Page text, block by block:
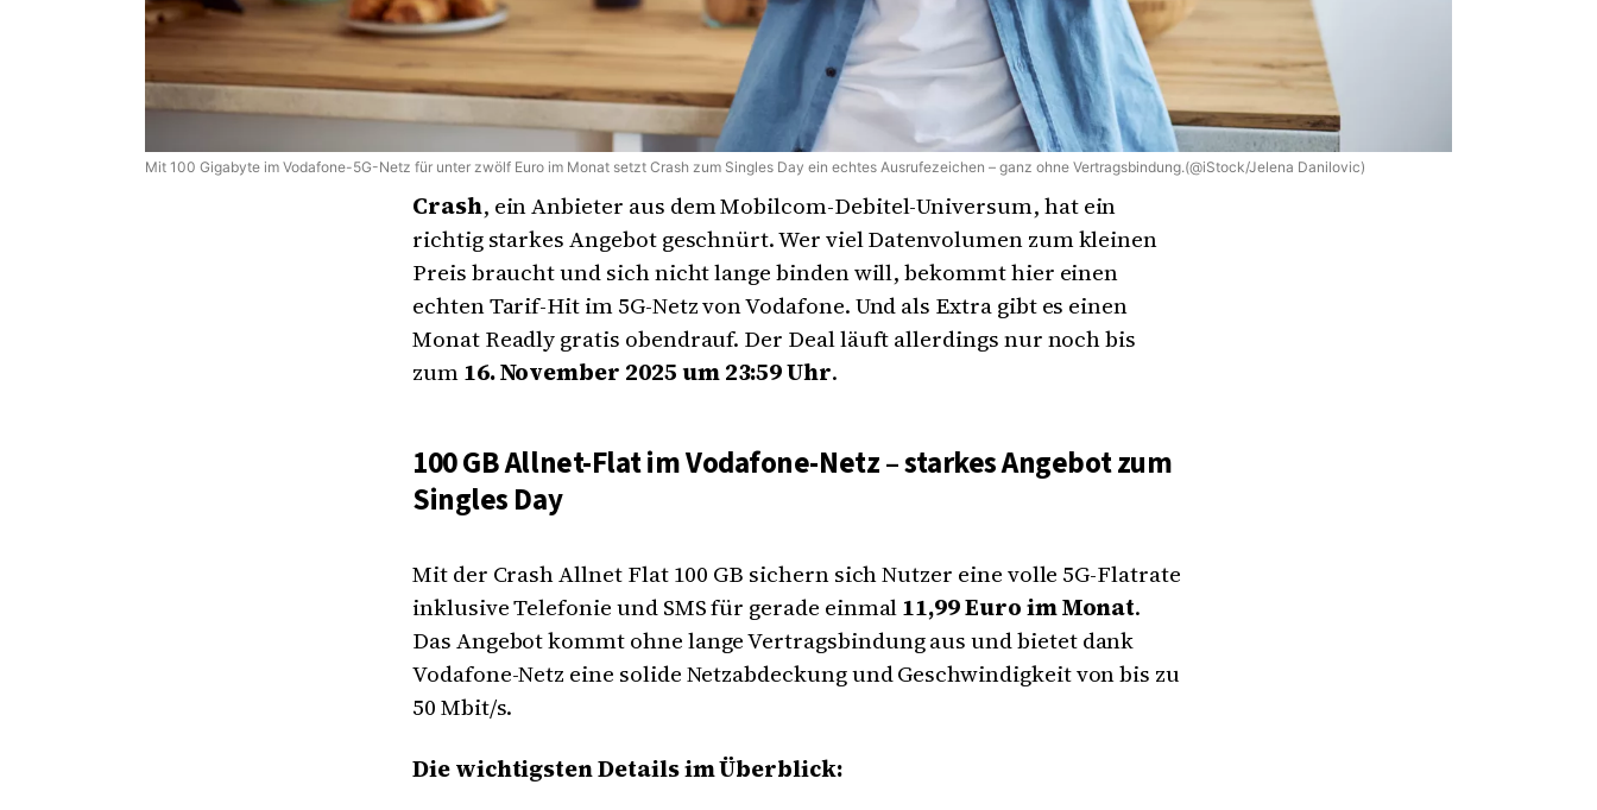
Mit 100 Gigabyte im Vodafone-5G-Netz für unter zwölf Euro im Monat setzt Crash zum Singles Day ein echtes Ausrufezeichen – ganz ohne Vertragsbindung.(@iStock/Jelena Danilovic)
Crash, ein Anbieter aus dem Mobilcom-Debitel-Universum, hat ein
richtig starkes Angebot geschnürt. Wer viel Datenvolumen zum kleinen
Preis braucht und sich nicht lange binden will, bekommt hier einen
echten Tarif-Hit im 5G-Netz von Vodafone. Und als Extra gibt es einen
Monat Readly gratis obendrauf. Der Deal läuft allerdings nur noch bis
zum16. November 2025 um 23:59 Uhr.
100 GB Allnet-Flat im Vodafone-Netz – starkes Angebot zum
Singles Day
Mit der Crash Allnet Flat 100 GB sichern sich Nutzer eine volle 5G-Flatrate
inklusive Telefonie und SMS für gerade einmal11,99 Euro im Monat.
Das Angebot kommt ohne lange Vertragsbindung aus und bietet dank
Vodafone-Netz eine solide Netzabdeckung und Geschwindigkeit von bis zu
50 Mbit/s.
Die wichtigsten Details im Überblick: